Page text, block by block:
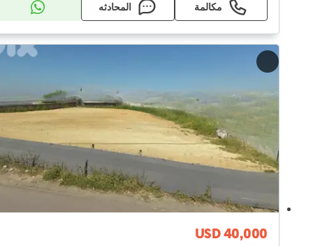
مكالمة المحادثه
USD 40,000